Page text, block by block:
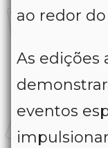
ao redor
As edições
eventos